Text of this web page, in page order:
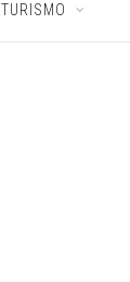
TURISMO